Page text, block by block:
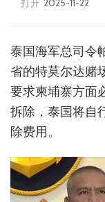
打开 2025-11-22
泰国海军总司令
省的特莫尔达赌
要求柬埔寨方面
拆除，泰国将自
除费用。